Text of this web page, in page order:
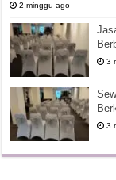
2 minggu ago
3
3